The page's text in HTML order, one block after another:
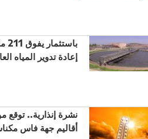
إعادة تدوير المياه
نشرة إنذارية..
أقاليم جهة فاس